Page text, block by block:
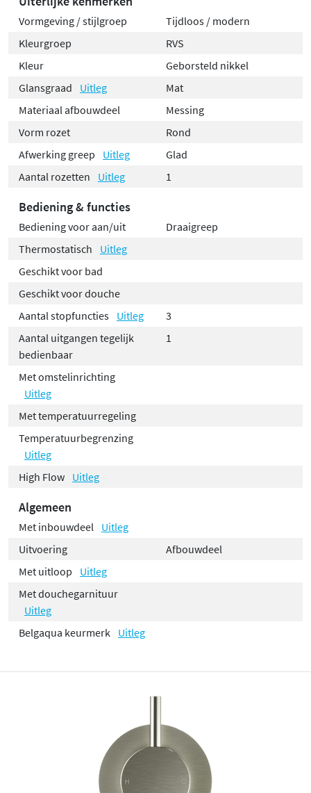
Vormgeving / stijlgroep
Tijdloos / modern
Kleurgroep
RVS
Kleur
Geborsteld nikkel
Glansgraad
Uitleg
Mat
Materiaal afbouwdeel
Messing
Vorm rozet
Rond
Afwerking greep
Uitleg
Glad
Aantal rozetten
Uitleg 1
Bediening & functies
Bediening voor aan/uit
Draaigreep
Thermostatisch
Uitleg
Geschikt voor bad
Geschikt voor douche
Aantal stopfuncties Uitleg
3
Aantal uitgangen tegelijk
bedienbaar
1
Met omstelinrichting
Uitleg
Met temperatuurregeling
Temperatuurbegrenzing
Uitleg
High Flow Uitleg
Algemeen
Met inbouwdeel
Uitleg
Uitvoering
Afbouwdeel
Met uitloop
Uitleg
Met douchegarnituur
Uitleg
Belgaqua keurmerk Uitleg